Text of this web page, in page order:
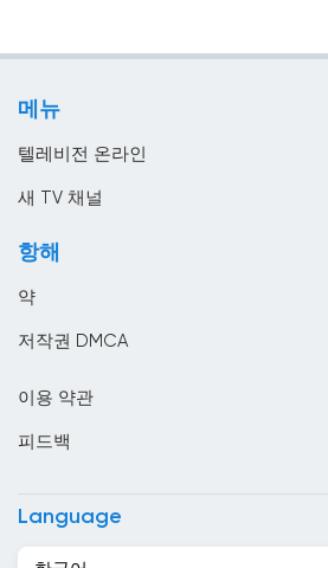
몬테네그로
몰디브
메뉴
텔레비전 온라인
새 TV 채널
항해
약
저작권 DMCA
이용 약관
피드백
Language